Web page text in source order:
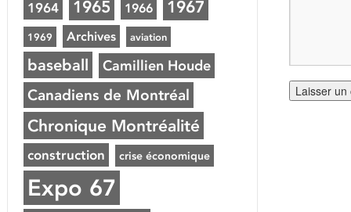
1964 1965 1966 1967
1969 Archives aviation
baseball Camillien Houde
Canadiens de Montréal
Chronique Montréalité
construction crise économique
Expo 67